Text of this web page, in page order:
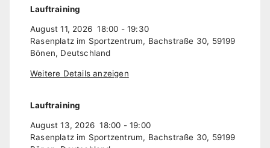
Lauftraining
August 11, 2026 18:00 -19:30
Rasenplatz im Sportzentrum, Bachstraße 30, 59199
Bönen, Deutschland
Weitere Details anzeigen
Lauftraining
August 13, 2026 18:00 -19:00
Rasenplatz im Sportzentrum, Bachstraße 30, 59199